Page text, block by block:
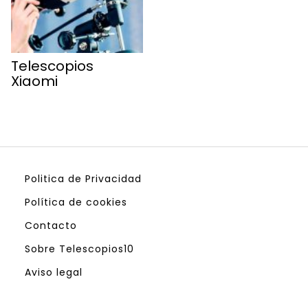
Telescopios
Xiaomi
Politica de Privacidad
Política de cookies
Contacto
Sobre Telescopios10
Aviso legal